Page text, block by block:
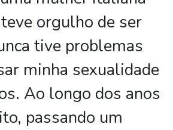
orgulho de ser
tive problemas
minha sexualidade
Ao longo dos anos
passando um